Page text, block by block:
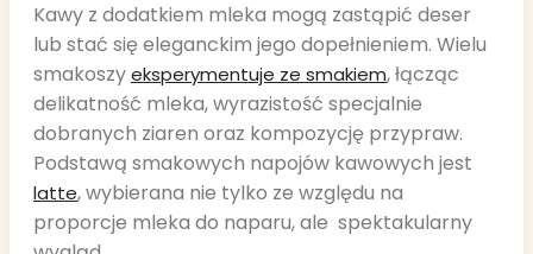
Kawy z dodatkiem mleka mogą zastąpić deser
lub stać się eleganckim jego dopełnieniem. Wielu
smakoszyeksperymentuje ze smakiem, łącząc
delikatność mleka, wyrazistość specjalnie
dobranych ziaren oraz kompozycję przypraw.
Podstawą smakowych napojów kawowych jest
latte, wybierana nie tylko ze względu na
proporcje mleka do naparu, ale spektakularny